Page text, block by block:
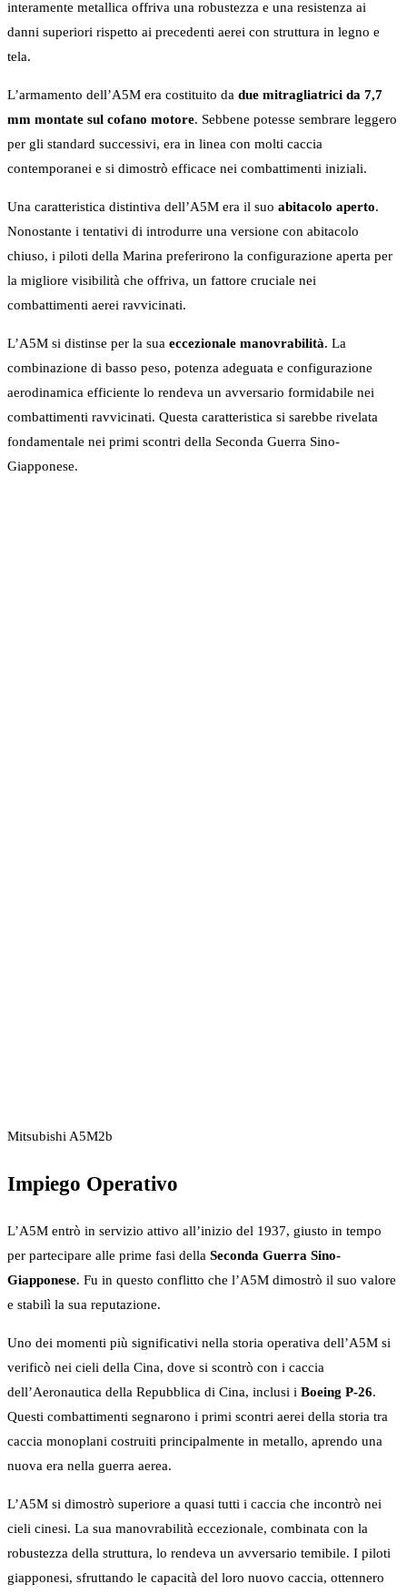
interamente metallica offriva una robustezza e una resistenza ai
danni superiori rispetto ai precedenti aerei con struttura in legno e
tela.
L’armamento dell’A5M era costituito da due mitragliatrici da 7,7
mm montate sul cofano motore. Sebbene potesse sembrare leggero
per gli standard successivi, era in linea con molti caccia
contemporanei e si dimostrò efficace nei combattimenti iniziali.
Una caratteristica distintiva dell’A5M era il suo abitacolo aperto.
Nonostante i tentativi di introdurre una versione con abitacolo
chiuso, i piloti della Marina preferirono la configurazione aperta per
la migliore visibilità che offriva, un fattore cruciale nei
combattimenti aerei ravvicinati.
L’A5M si distinse per la sua eccezionale manovrabilità. La
combinazione di basso peso, potenza adeguata e configurazione
aerodinamica efficiente lo rendeva un avversario formidabile nei
combattimenti ravvicinati. Questa caratteristica si sarebbe rivelata
fondamentale nei primi scontri della Seconda Guerra Sino-
Giapponese.
Mitsubishi A5M2b
Impiego Operativo
L’A5M entrò in servizio attivo all’inizio del 1937, giusto in tempo
per partecipare alle prime fasi della Seconda Guerra Sino-
Giapponese. Fu in questo conflitto che l’A5M dimostrò il suo valore
e stabilì la sua reputazione.
Uno dei momenti più significativi nella storia operativa dell’A5M si
verificò nei cieli della Cina, dove si scontrò con i caccia
dell’Aeronautica della Repubblica di Cina, inclusi i Boeing P-26.
Questi combattimenti segnarono i primi scontri aerei della storia tra
caccia monoplani costruiti principalmente in metallo, aprendo una
nuova era nella guerra aerea.
L’A5M si dimostrò superiore a quasi tutti i caccia che incontrò nei
cieli cinesi. La sua manovrabilità eccezionale, combinata con la
robustezza della struttura, lo rendeva un avversario temibile. I piloti
giapponesi, sfruttando le capacità del loro nuovo caccia, ottennero